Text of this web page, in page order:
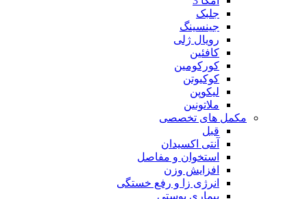
جلبک
جینسینگ
رویال ژلی
کافئین
کورکومین
کوکیوتن
لیکوپن
ملاتونین
مکمل های تخصصی
قبل
آنتی اکسیدان
استخوان و مفاصل
افزایش وزن
انرژی زا و رفع خستگی
بیماری پوستی